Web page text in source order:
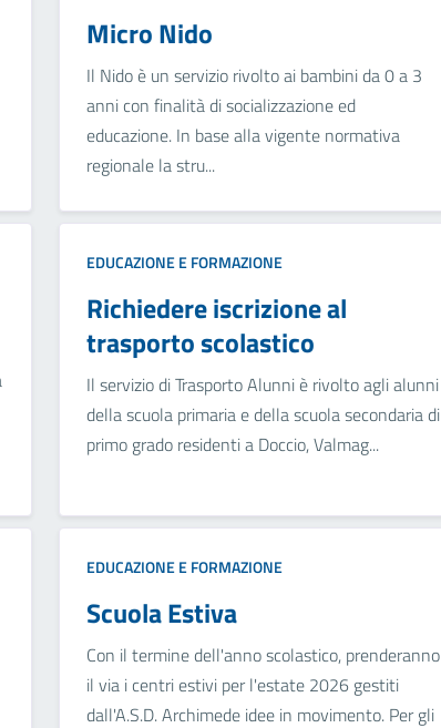
Micro Nido
Il Nido è un servizio rivolto ai bambini da 0 a 3
anni con finalità di socializzazione ed
educazione. In base alla vigente normativa
regionale la stru...
EDUCAZIONE E FORMAZIONE
Richiedere iscrizione al
trasporto scolastico
Il servizio di Trasporto Alunni è rivolto agli alunni
della scuola primaria e della scuola secondaria di
primo grado residenti a Doccio, Valmag...
EDUCAZIONE E FORMAZIONE
Scuola Estiva
Con il termine dell'anno scolastico, prenderanno
il via i centri estivi per l'estate 2026 gestiti
dall'A.S.D. Archimede idee in movimento. Per gli